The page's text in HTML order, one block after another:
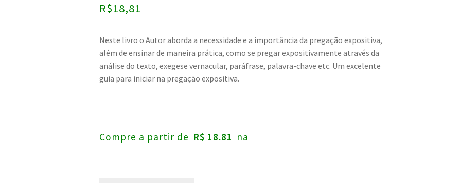
de 5, com
em
avaliação
de cliente
R$18,81
Neste livro o Autor aborda a necessidade e a importância da pregação expositiva,
além de ensinar de maneira prática, como se pregar expositivamente através da
análise do texto, exegese vernacular, paráfrase, palavra-chave etc. Um excelente
guia para iniciar na pregação expositiva.
Compre a partir de R$ 18.81 na